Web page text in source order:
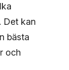
Det kan
bästa
och